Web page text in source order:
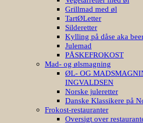
Grillmad med øl
TartØLetter
Silderetter
Kylling på dåse aka
Julemad
PÅSKEFROKOST
Mad- og ølsmagning
ØL- OG
INGVALDSEN
Norske juleretter
Danske Klassikere på
Frokost-restauranter
Oversigt over